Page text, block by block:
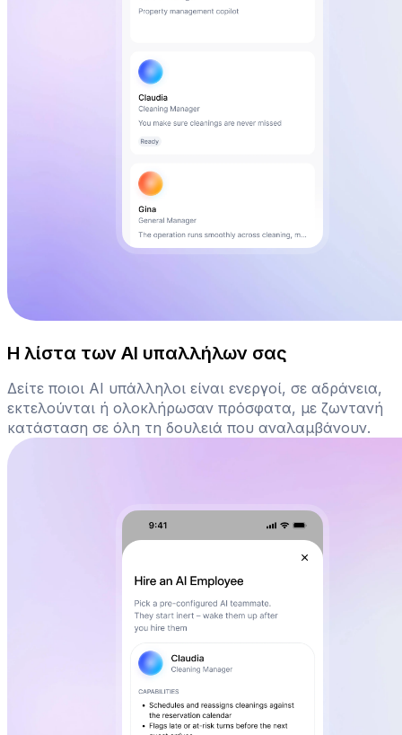
Η λίστα των AI υπαλλήλων σας
Δείτε ποιοι AI υπάλληλοι είναι ενεργοί, σε αδράνεια,
εκτελούνται ή ολοκλήρωσαν πρόσφατα, με ζωντανή
κατάσταση σε όλη τη δουλειά που αναλαμβάνουν.